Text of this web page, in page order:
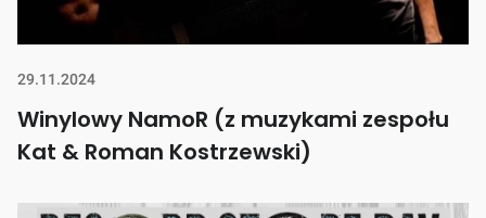
29.11.2024
Winylowy NamoR (z muzykami zespołu
Kat & Roman Kostrzewski)